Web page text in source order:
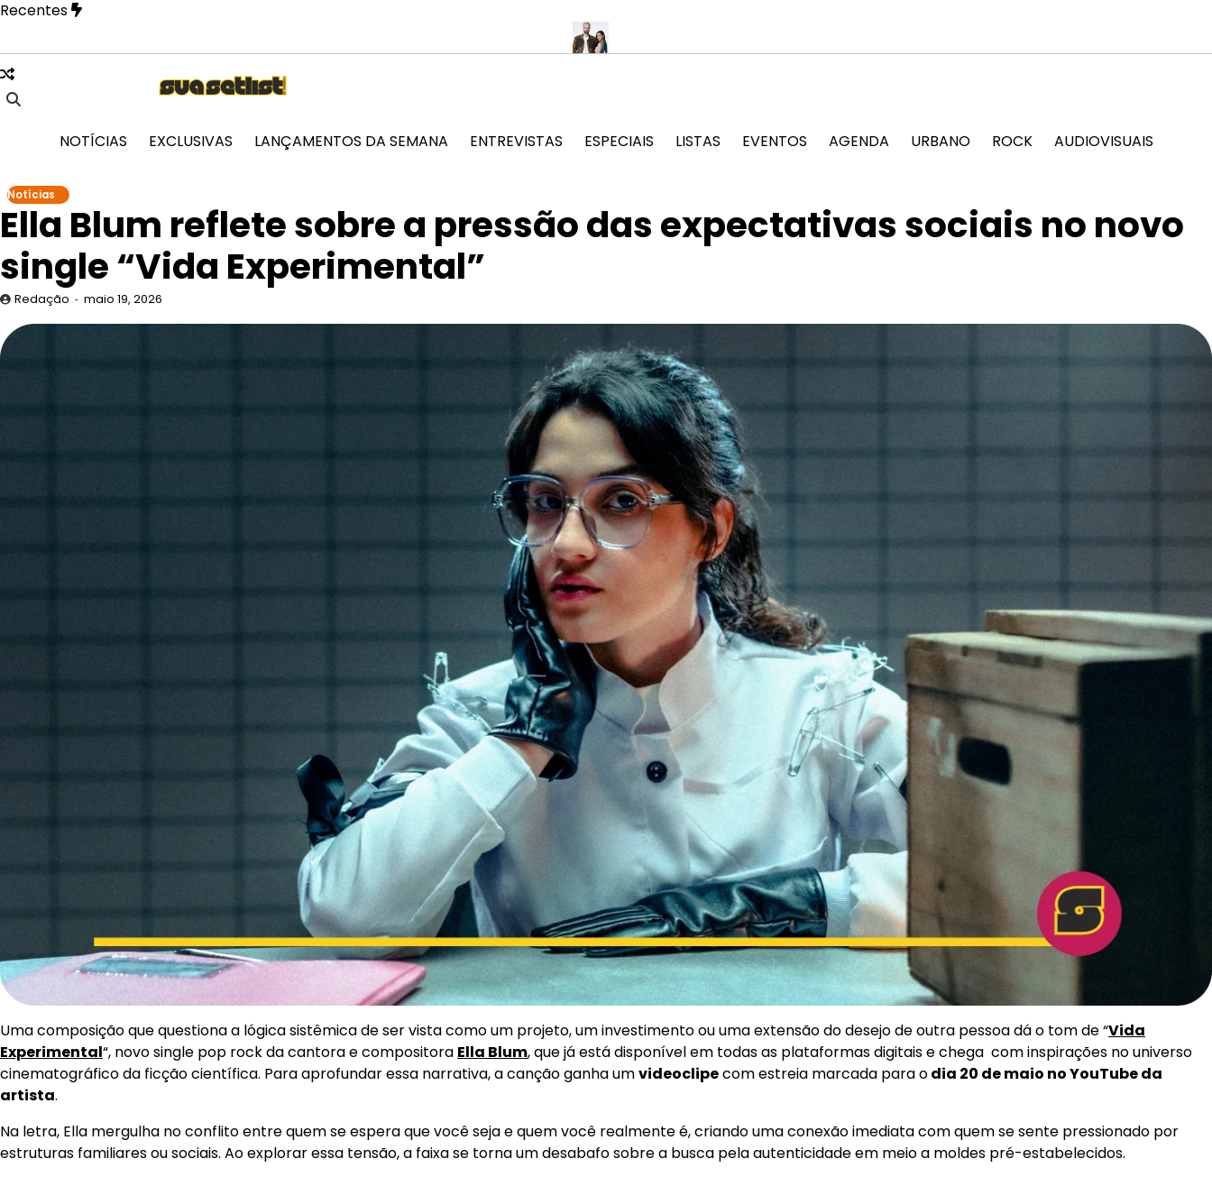
Skip
content
Recentes
passadas em arte artesanal e celebra a cultura popular no Jockey Club
NOTÍCIAS EXCLUSIVAS LANÇAMENTOS DA SEMANA ENTREVISTAS ESPECIAIS LISTAS EVENTOS AGENDA URBANO ROCK AUDIOVISUAIS
Notícias
Ella Blum reflete sobre a pressão das expectativas sociais no novo
single “Vida Experimental”
Redação maio 19, 2026
Uma composição que questiona a lógica sistêmica de ser vista como um projeto, um investimento ou uma extensão do desejo de outra pessoa dá o tom de “Vida
Experimental“, novo single pop rock da cantora e compositora Ella Blum, que já está disponível em todas as plataformas digitais e chega com inspirações no universo
cinematográfico da ficção científica. Para aprofundar essa narrativa, a canção ganha umvideoclipecom estreia marcada para odia 20 de maio no YouTube da
artista.
Na letra, Ella mergulha no conflito entre quem se espera que você seja e quem você realmente é, criando uma conexão imediata com quem se sente pressionado por
estruturas familiares ou sociais. Ao explorar essa tensão, a faixa se torna um desabafo sobre a busca pela autenticidade em meio a moldes pré-estabelecidos.